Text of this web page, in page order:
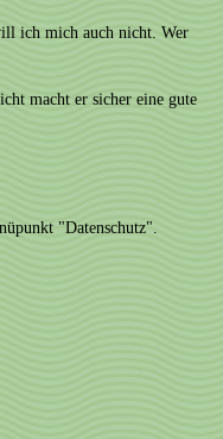
ich mich auch nicht. Wer
macht er sicher eine gute
"Datenschutz".